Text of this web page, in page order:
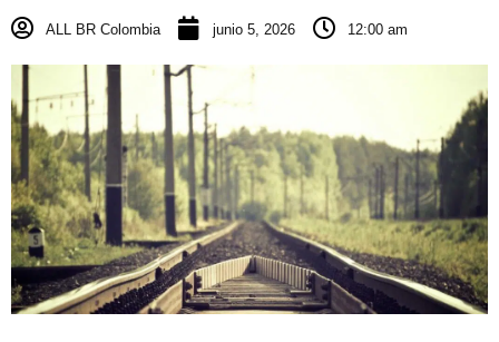
ALL BR Colombia junio 5, 2026 12:00 am